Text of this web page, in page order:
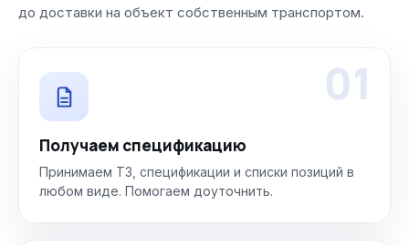
до доставки на объект собственным транспортом.
01
Получаем спецификацию
Принимаем ТЗ, спецификации и списки позиций в
любом виде. Помогаем доуточнить.